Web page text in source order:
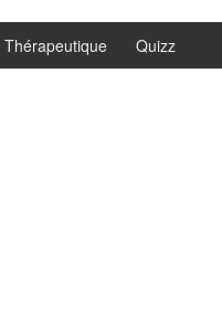
Thérapeutique Quizz